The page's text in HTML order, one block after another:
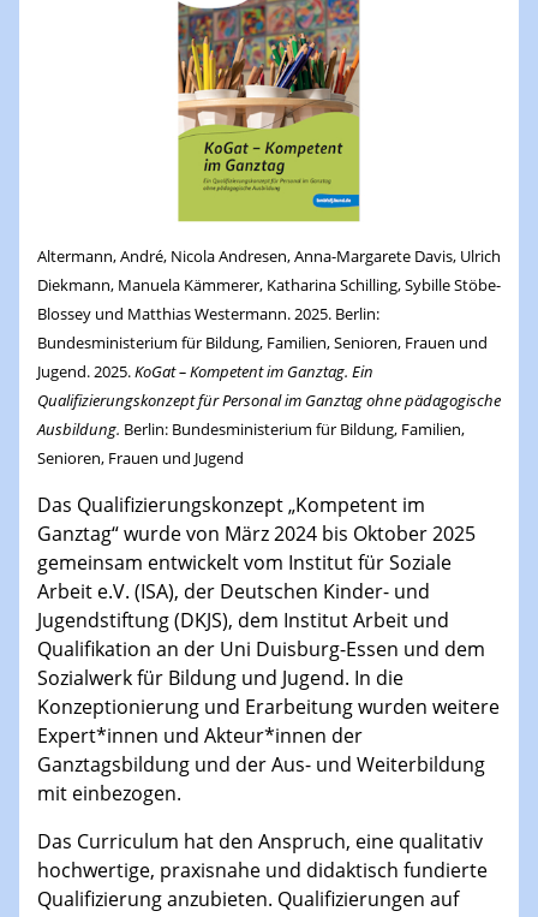
Altermann, André, Nicola Andresen, Anna-Margarete Davis, Ulrich
Diekmann, Manuela Kämmerer, Katharina Schilling, Sybille Stöbe-
Blossey und Matthias Westermann. 2025. Berlin:
Bundesministerium für Bildung, Familien, Senioren, Frauen und
Jugend. 2025.KoGat – Kompetent im Ganztag. Ein
Qualifizierungskonzept für Personal im Ganztag ohne pädagogische
Ausbildung. Berlin: Bundesministerium für Bildung, Familien,
Senioren, Frauen und Jugend
Das Qualifizierungskonzept „Kompetent im
Ganztag“ wurde von März 2024 bis Oktober 2025
gemeinsam entwickelt vom Institut für Soziale
Arbeit e.V. (ISA), der Deutschen Kinder- und
Jugendstiftung (DKJS), dem Institut Arbeit und
Qualifikation an der Uni Duisburg-Essen und dem
Sozialwerk für Bildung und Jugend. In die
Konzeptionierung und Erarbeitung wurden weitere
Expert*innen und Akteur*innen der
Ganztagsbildung und der Aus- und Weiterbildung
mit einbezogen.
Das Curriculum hat den Anspruch, eine qualitativ
hochwertige, praxisnahe und didaktisch fundierte
Qualifizierung anzubieten. Qualifizierungen auf